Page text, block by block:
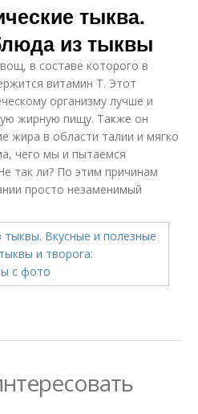
тыква.
из тыквы
в составе которого в
витамин Т. Этот
организму лучше и
жирную пищу. Также он
жира в области талии и мягко
чего мы и пытаемся
так ли? По этим причинам
просто незаменимый